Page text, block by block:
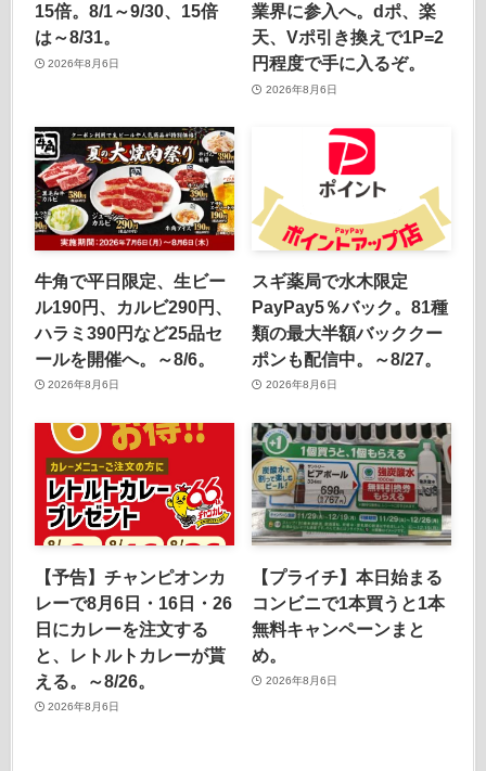
15倍。8/1～9/30、15倍
は～8/31。
2026年8月6日
業界に参入へ。dポ、楽
天、Vポ引き換えで1P=2
円程度で手に入るぞ。
2026年8月6日
牛角で平日限定、生ビー
ル190円、カルビ290円、
ハラミ390円など25品セ
ールを開催へ。～8/6。
2026年8月6日
スギ薬局で水木限定
PayPay5％バック。81種
類の最大半額バッククー
ポンも配信中。～8/27。
2026年8月6日
【予告】チャンピオンカ
レーで8月6日・16日・26
日にカレーを注文する
と、レトルトカレーが貰
える。～8/26。
2026年8月6日
【プライチ】本日始まる
コンビニで1本買うと1本
無料キャンペーンまと
め。
2026年8月6日